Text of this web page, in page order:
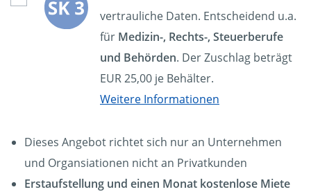
vertrauliche Daten. Entscheidend u.a.
für Medizin-, Rechts-, Steuerberufe
und Behörden. Der Zuschlag beträgt
EUR 25,00 je Behälter.
Weitere Informationen
Dieses Angebot richtet sich nur an Unternehmen
und Organsiationen nicht an Privatkunden
Erstaufstellung und einen Monat kostenlose Miete